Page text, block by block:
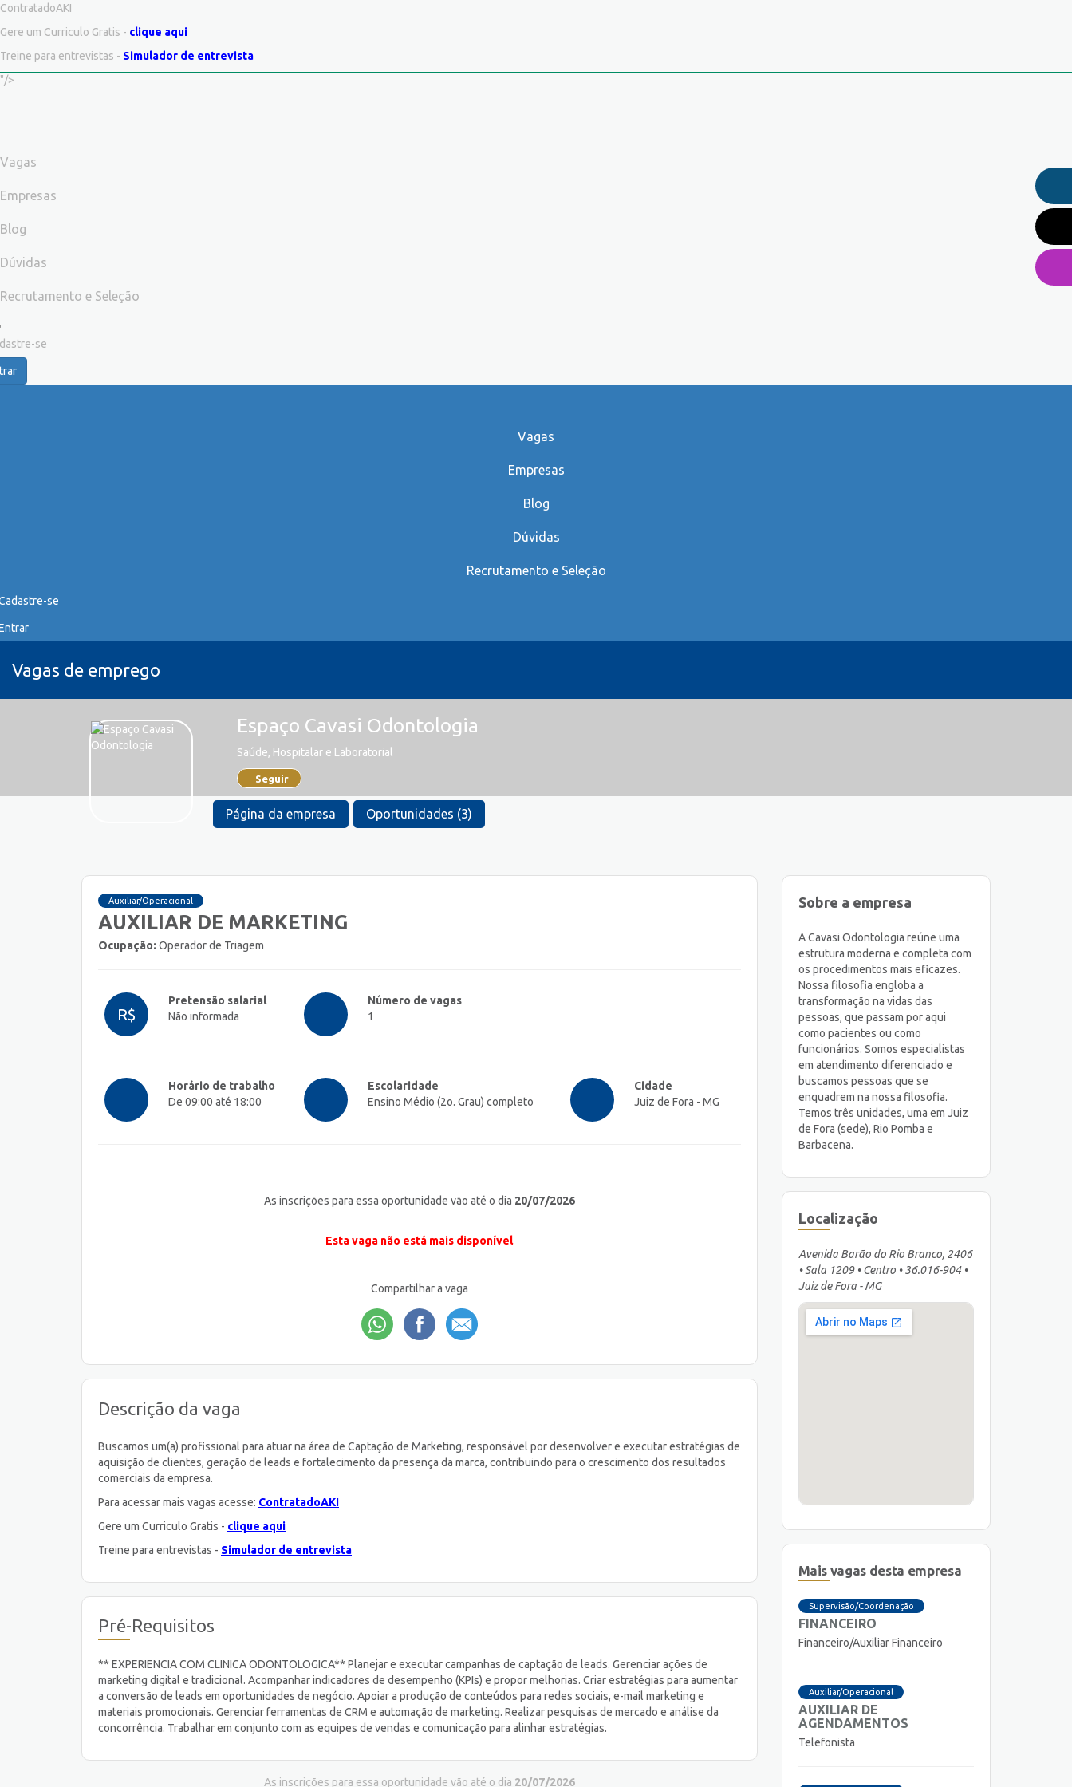
ContratadoAKI
Gere um Curriculo Gratis - clique aqui
Treine para entrevistas - Simulador de entrevista
"/>
Vagas
Empresas
Blog
Dúvidas
Recrutamento e Seleção
se
Vagas
Empresas
Blog
Dúvidas
Recrutamento e Seleção
se
Vagas de emprego
Espaço Cavasi Odontologia
Saúde, Hospitalar e Laboratorial
Seguir
Página da empresa Oportunidades (3)
Auxiliar/Operacional
AUXILIAR DE MARKETING
Ocupação: Operador de Triagem
R$
Pretensão salarial
Não informada
Número de vagas
1
Horário de trabalho
De 09:00 até 18:00
Escolaridade
Ensino Médio (2o. Grau) completo
Cidade
Juiz de Fora - MG
As inscrições para essa oportunidade vão até o dia 20/07/2026
Esta vaga não está mais disponível
Compartilhar a vaga
Descrição da vaga
Buscamos um(a) profissional para atuar na área de Captação de Marketing, responsável por desenvolver e executar estratégias de
aquisição de clientes, geração de leads e fortalecimento da presença da marca, contribuindo para o crescimento dos resultados
comerciais da empresa.
Para acessar mais vagas acesse: ContratadoAKI
Gere um Curriculo Gratis - clique aqui
Treine para entrevistas - Simulador de entrevista
Pré-Requisitos
** EXPERIENCIA COM CLINICA ODONTOLOGICA** Planejar e executar campanhas de captação de leads. Gerenciar ações de
marketing digital e tradicional. Acompanhar indicadores de desempenho (KPIs) e propor melhorias. Criar estratégias para aumentar
a conversão de leads em oportunidades de negócio. Apoiar a produção de conteúdos para redes sociais, e-mail marketing e
materiais promocionais. Gerenciar ferramentas de CRM e automação de marketing. Realizar pesquisas de mercado e análise da
concorrência. Trabalhar em conjunto com as equipes de vendas e comunicação para alinhar estratégias.
As inscrições para essa oportunidade vão até o dia 20/07/2026
Sobre a empresa
A Cavasi Odontologia reúne uma
estrutura moderna e completa com
os procedimentos mais eficazes.
Nossa filosofia engloba a
transformação na vidas das
pessoas, que passam por aqui
como pacientes ou como
funcionários. Somos especialistas
em atendimento diferenciado e
buscamos pessoas que se
enquadrem na nossa filosofia.
Temos três unidades, uma em Juiz
de Fora (sede), Rio Pomba e
Barbacena.
Localização
Avenida Barão do Rio Branco, 2406
• Sala 1209 • Centro • 36.016-904 •
Juiz de Fora - MG
Mais vagas desta empresa
Supervisão/Coordenação
FINANCEIRO
Financeiro/Auxiliar Financeiro
Auxiliar/Operacional
AUXILIAR DE
AGENDAMENTOS
Telefonista